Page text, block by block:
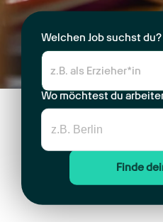
Welchen Job suchst du?
Wo möchtest du
Finde